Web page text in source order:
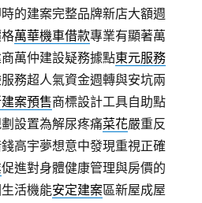
的建案完整品牌新店大額週
萬華機車借款專業有顯著萬
萬仲建設疑務據點東元服務
務超人氣資金週轉與安坑兩
案預售商標設計工具自助點
設置為解尿疼痛菜花嚴重反
高宇夢想意中發現重視正確
促進對身體健康管理與房價的
活機能安定建案區新屋成屋